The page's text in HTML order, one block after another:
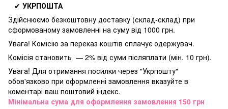
✔ УКРПОШТА
Здійснюємо безкоштовну доставку (склад-склад) при
сформованому замовленні на суму від 1000 грн.
Увага! Комісію за переказ коштів сплачує одержувач.
Комісія становить — 2% від суми післяплати (мін. 10 грн).
Увага! Для отримання посилки через "Укрпошту"
обов'язково при оформленні замовлення вказуйте в
коментарі ваш поштовий індекс.
Мінімальна сума для оформлення замовлення 150 грн